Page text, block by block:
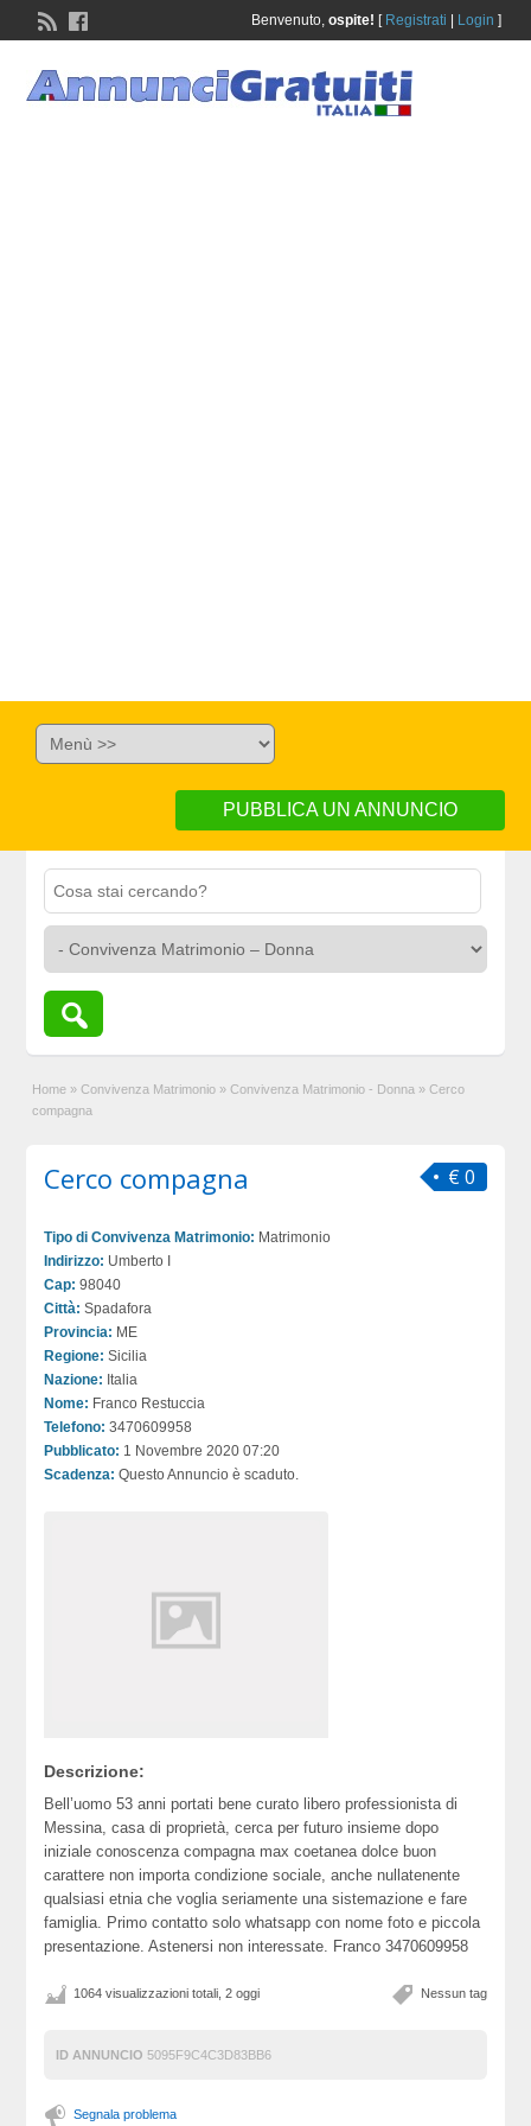
Benvenuto, ospite! [ Registrati Login ]
PUBBLICA UN ANNUNCIO
Home » Convivenza Matrimonio » Convivenza Matrimonio - Donna » Cerco
compagna
€ 0
Cerco compagna
Tipo di Convivenza Matrimonio: Matrimonio
Indirizzo: Umberto I
Cap: 98040
Città: Spadafora
Provincia: ME
Regione: Sicilia
Nazione: Italia
Nome: Franco Restuccia
Telefono: 3470609958
Pubblicato: 1 Novembre 2020 07:20
Scadenza: Questo Annuncio è scaduto.
Descrizione:
Bell’uomo 53 anni portati bene curato libero professionista di
Messina, casa di proprietà, cerca per futuro insieme dopo
iniziale conoscenza compagna max coetanea dolce buon
carattere non importa condizione sociale, anche nullatenente
qualsiasi etnia che voglia seriamente una sistemazione e fare
famiglia. Primo contatto solo whatsapp con nome foto e piccola
presentazione. Astenersi non interessate. Franco 3470609958
Nessun tag
1064 visualizzazioni totali, 2 oggi
ID ANNUNCIO 5095F9C4C3D83BB6
Segnala problema